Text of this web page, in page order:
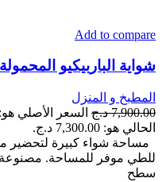
Add to compare
شواية الباربيكيو
المطبخ و المنزل
7,900.00 د.ج السعر الأصلي هو: 7,900.00 د.ج.
الحالي هو: 7,300.00 د.ج.
مساحة شواء كبيرة لتحضير
للطي موفر للمساحة.
سطح